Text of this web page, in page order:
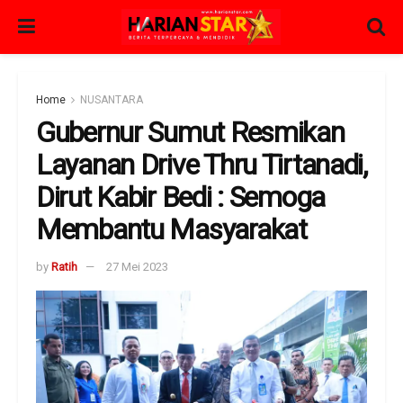
Home NUSANTARA
Gubernur Sumut Resmikan
Layanan Drive Thru Tirtanadi,
Dirut Kabir Bedi : Semoga
Membantu Masyarakat
by Ratih 27 Mei 2023